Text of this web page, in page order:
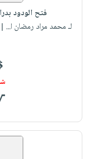
فتح الودود
لـ محمد مراد رمضان ا... |